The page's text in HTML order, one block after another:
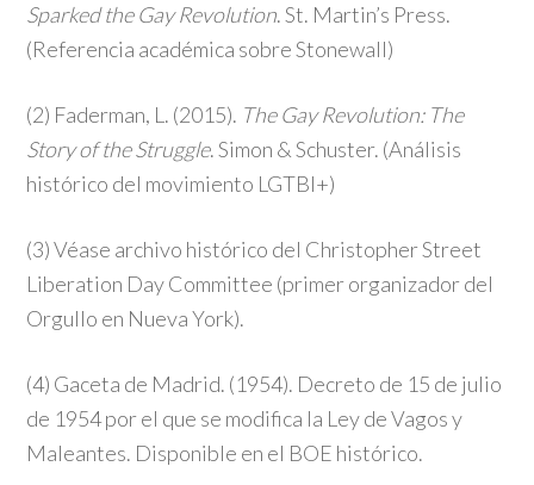
Sparked the Gay Revolution. St. Martin’s Press.
(Referencia académica sobre Stonewall)
(2) Faderman, L. (2015). The Gay Revolution: The
Story of the Struggle. Simon & Schuster. (Análisis
histórico del movimiento LGTBI+)
(3) Véase archivo histórico del Christopher Street
Liberation Day Committee (primer organizador del
Orgullo en Nueva York).
(4) Gaceta de Madrid. (1954). Decreto de 15 de julio
de 1954 por el que se modifica la Ley de Vagos y
Maleantes. Disponible en el BOE histórico.